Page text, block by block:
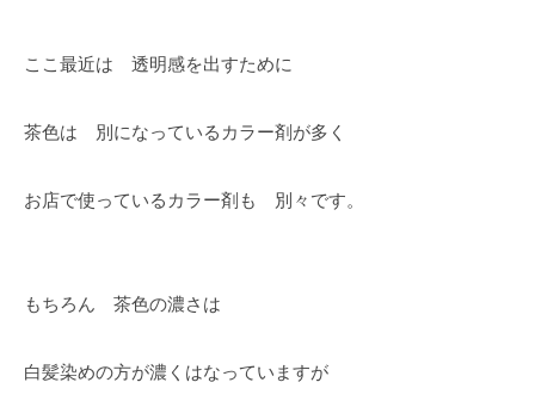
ここ最近は 透明感を出すために
茶色は 別になっているカラー剤が多く
お店で使っているカラー剤も 別々です。
もちろん 茶色の濃さは
白髪染めの方が濃くはなっていますが